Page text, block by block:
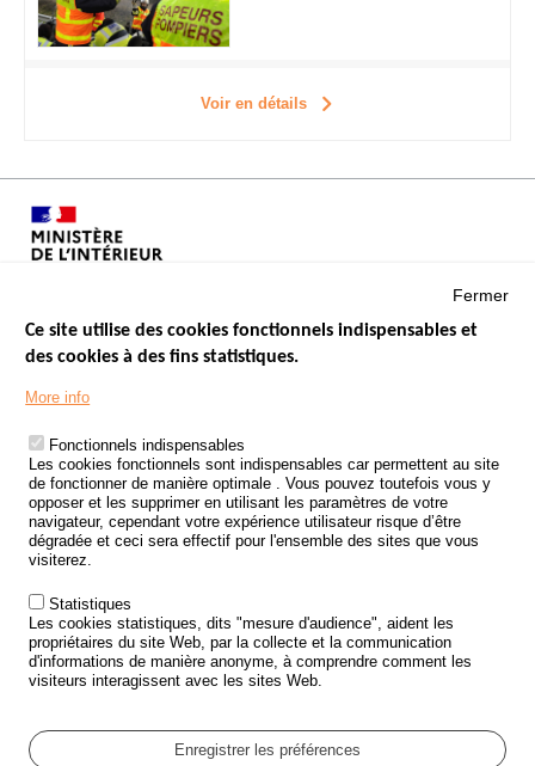
Voir en détails
Menu
Footer
LES SITES PUBLICS
ÉTAT DE L’INSÉCURITÉ ROUTIÈRE
TRAITEMENT DES DONNÉES PERSONNELLES DES ACCIDENTS DE
LA ROUTE
ETUDES ET RECHERCHES
APPEL À PROJETS
POLITIQUE DE SÉCURITÉ ROUTIÈRE
Outils
AGENDA
GLOSSAIRE
Fermer
Ce site utilise des cookies fonctionnels indispensables et
des cookies à des fins statistiques.
More info
Fonctionnels indispensables
Les cookies fonctionnels sont indispensables car permettent au site
de fonctionner de manière optimale . Vous pouvez toutefois vous y
opposer et les supprimer en utilisant les paramètres de votre
navigateur, cependant votre expérience utilisateur risque d’être
dégradée et ceci sera effectif pour l'ensemble des sites que vous
visiterez.
Statistiques
Les cookies statistiques, dits "mesure d'audience", aident les
propriétaires du site Web, par la collecte et la communication
d'informations de manière anonyme, à comprendre comment les
visiteurs interagissent avec les sites Web.
Enregistrer les préférences